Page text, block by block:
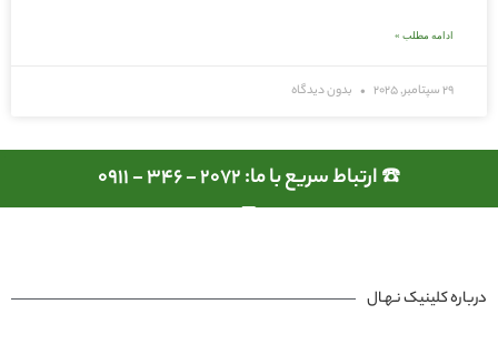
ادامه مطلب »
29 سپتامبر, 2025 بدون دیدگاه
☎️ ارتباط سریع با ما: 2072 - 346 - 0911
درباره کلینیک نـهـال